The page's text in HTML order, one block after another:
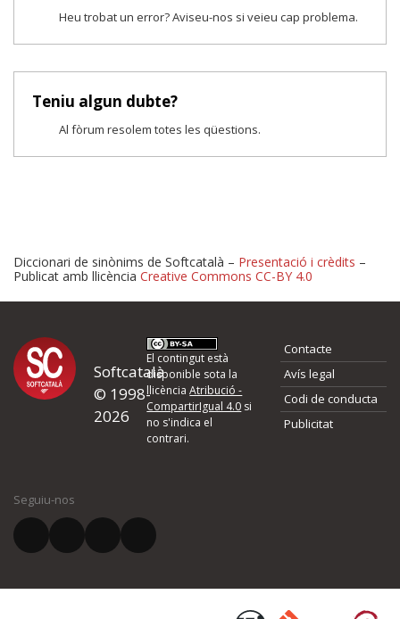
Heu trobat un error? Aviseu-nos si veieu cap problema.
Teniu algun dubte?
Al fòrum resolem totes les qüestions.
Proposeu-nos millores o
d'errors
Si heu trobat un error o voleu proposar alguna millora, ompliu els
quina és la millora que proposeu o l'error del qual voleu informar-
El vostre correu electrònic *
Diccionari de sinònims de Softcatalà – Presentació i crèdits –
Publicat amb llicència Creative Commons CC-BY 4.0
Softcatalà
© 1998-
2026
El contingut està
disponible sota la
llicènciaAtribució -
CompartirIgual 4.0 si
no s'indica el
contrari.
Contacte
Avís legal
Codi de conducta
Publicitat
Seguiu-nos